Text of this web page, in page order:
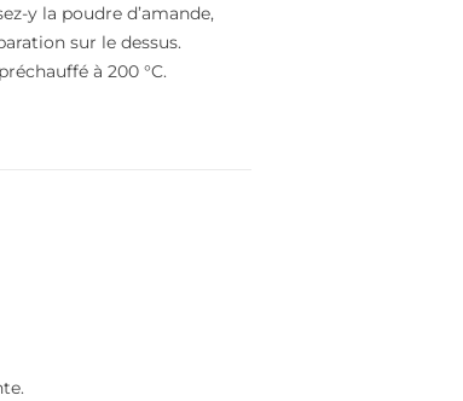
y la poudre d’amande,
sur le dessus.
à 200 °C.